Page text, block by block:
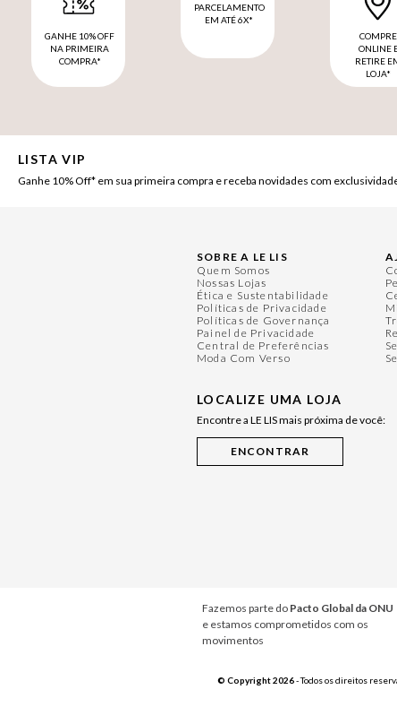
GANHE 10% OFF
NA PRIMEIRA
COMPRA*
PARCELAMENTO
EM ATÉ 6X*
COMPRE
ONLINE
RETIRE
LOJA*
LISTA VIP
Ganhe 10% Off* em sua primeira compra e receba novidades com
SOBRE A LE LIS
Quem Somos
Nossas Lojas
Ética e Sustentabilidade
Políticas de Privacidade
Políticas de Governança
Painel de Privacidade
Central de Preferências
Moda Com Verso
LOCALIZE UMA LOJA
Encontre a LE LIS mais próxima de você:
Fazemos parte do Pacto Global da ONU
e estamos comprometidos com os
movimentos
© Copyright 2026- Todos os direitos